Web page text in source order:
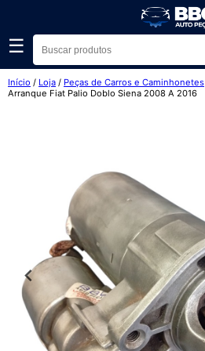
☰
Início / Loja / Peças de Carros e Caminhonetes
Arranque Fiat Palio Doblo Siena 2008 A 2016